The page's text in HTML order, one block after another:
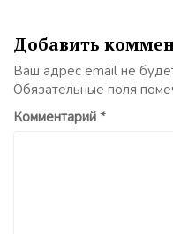
Добавить
Ваш адрес email не
Обязательные поля
Комментарий *